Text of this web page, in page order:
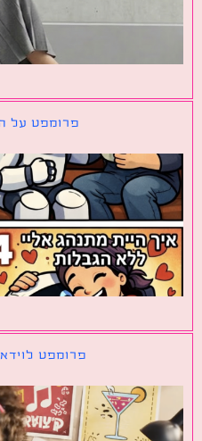
פרומפט על
פרומפט לוידאו